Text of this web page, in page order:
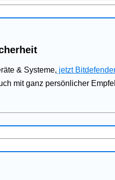
& Systeme, jetzt
mit ganz persönlicher